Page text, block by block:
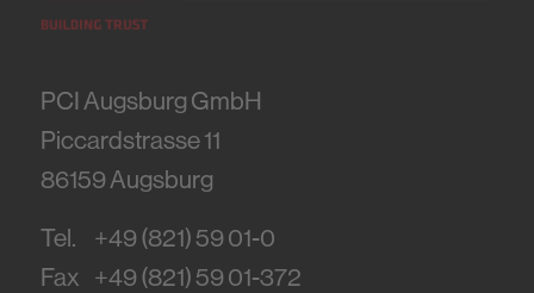
PCI Augsburg GmbH
Piccardstrasse 11
86159Augsburg
Tel.
+49 (821) 59 01-0
Fax +49 (821) 59 01-372